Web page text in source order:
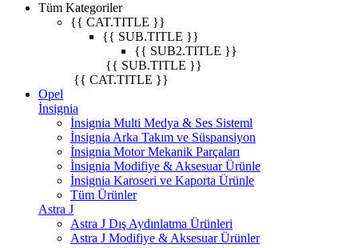
Tüm Kategoriler
{{ CAT.TITLE }}
{{ SUB.TITLE }}
{{ SUB2.TITLE }}
{{ SUB.TITLE }}
{{ CAT.TITLE }}
Opel
İnsignia
İnsignia Multi Medya & Ses Sisteml
İnsignia Arka Takım ve Süspansiyon
İnsignia Motor Mekanik Parçaları
İnsignia Modifiye & Aksesuar Ürünle
İnsignia Karoseri ve Kaporta Ürünle
Tüm Ürünler
Astra J
Astra J Dış Aydınlatma Ürünleri
Astra J Modifiye & Aksesuar Ürünler